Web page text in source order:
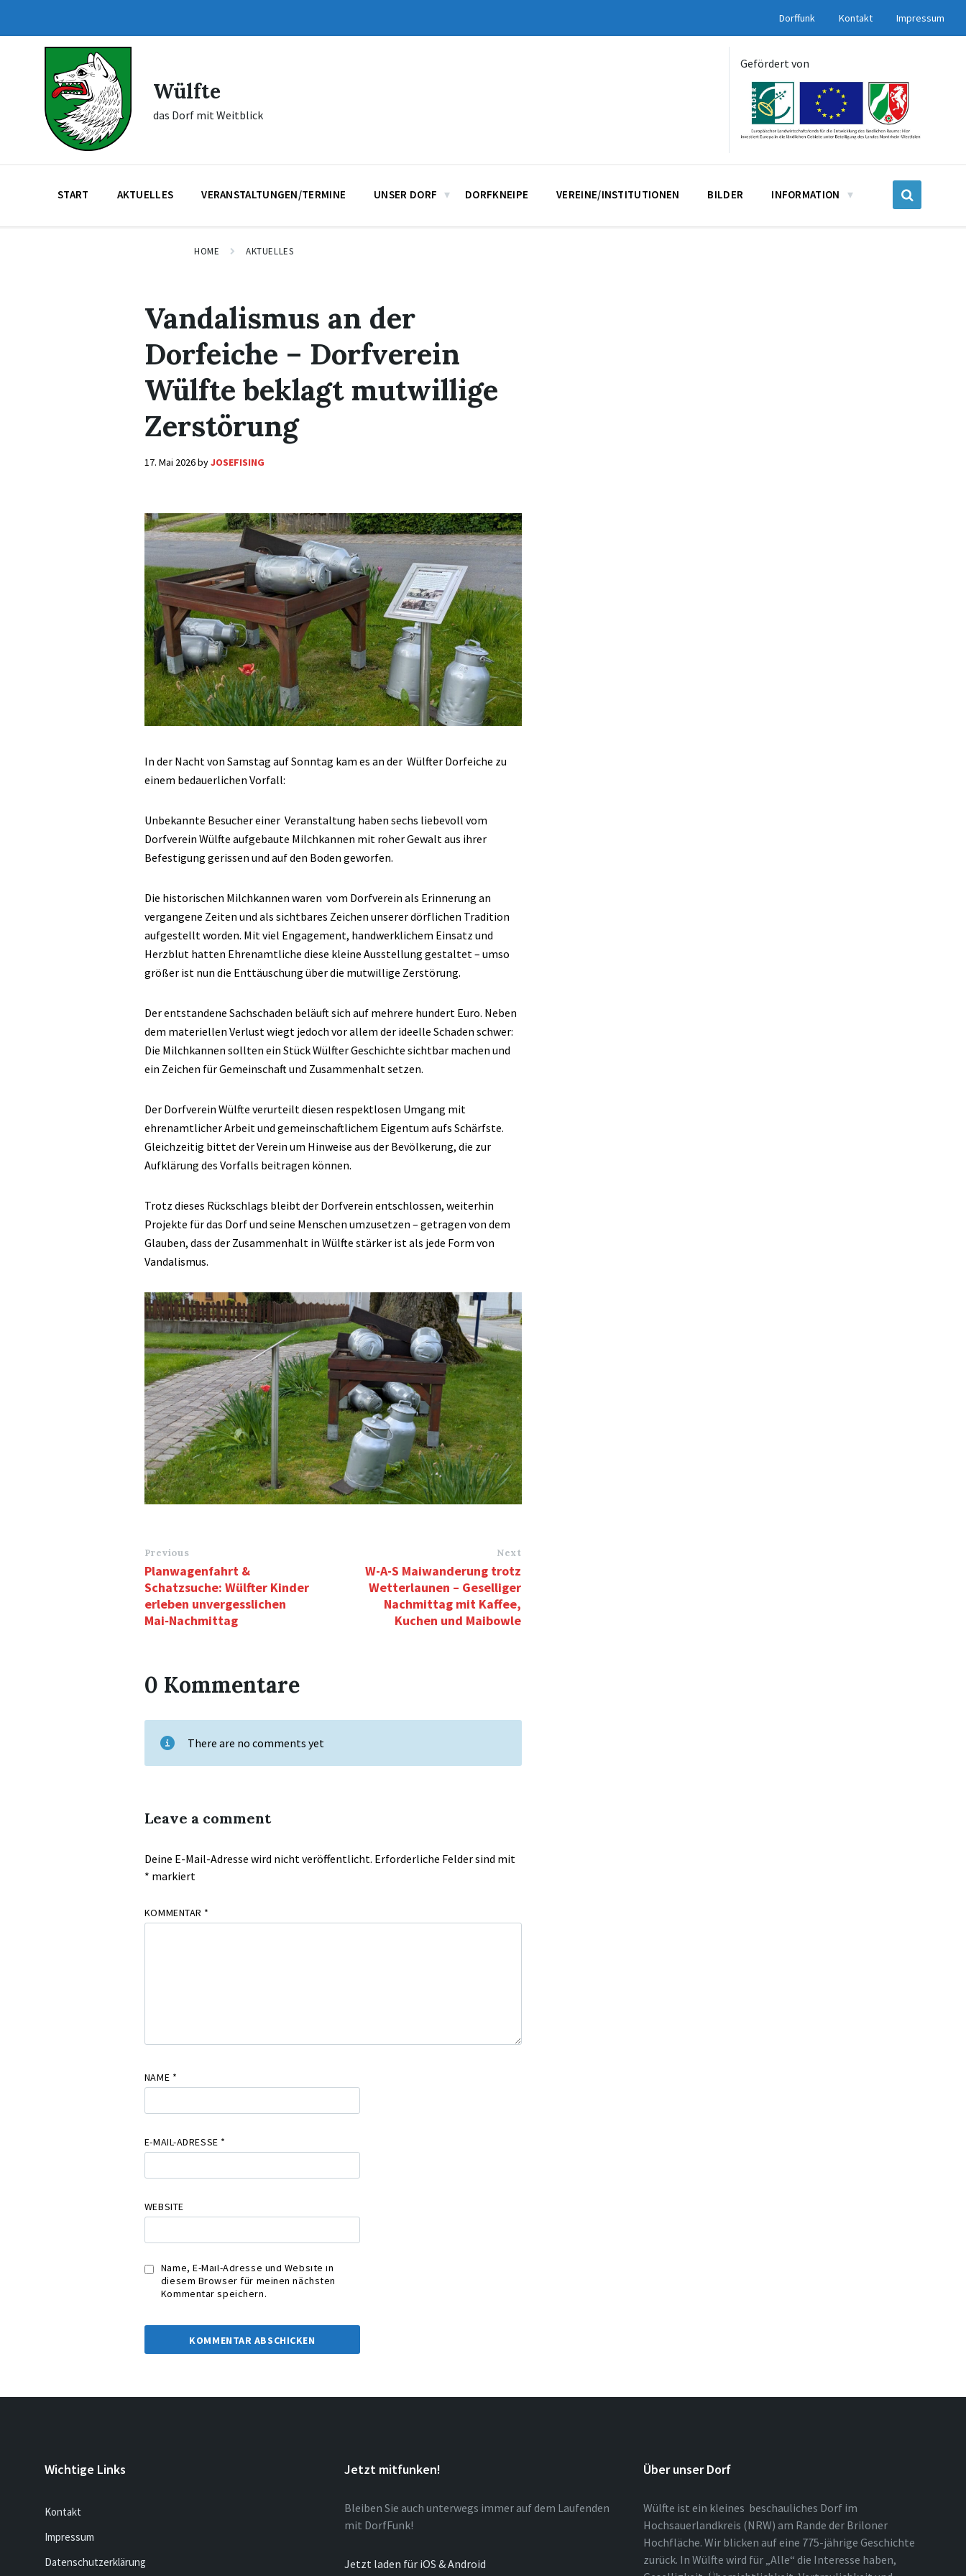
navigation
Dorffunk Kontakt Impressum
Wülfte
das Dorf mit Weitblick
Gefördert von
START AKTUELLES VERANSTALTUNGEN/TERMINE UNSER DORF DORFKNEIPE VEREINE/INSTITUTIONEN BILDER INFORMATION
HOME AKTUELLES
Vandalismus an der
Dorfeiche – Dorfverein
Wülfte beklagt mutwillige
Zerstörung
17. Mai 2026byJOSEFISING
In der Nacht von Samstag auf Sonntag kam es an der Wülfter Dorfeiche zu
einem bedauerlichen Vorfall:
Unbekannte Besucher einer Veranstaltung haben sechs liebevoll vom
Dorfverein Wülfte aufgebaute Milchkannen mit roher Gewalt aus ihrer
Befestigung gerissen und auf den Boden geworfen.
Die historischen Milchkannen waren vom Dorfverein als Erinnerung an
vergangene Zeiten und als sichtbares Zeichen unserer dörflichen Tradition
aufgestellt worden. Mit viel Engagement, handwerklichem Einsatz und
Herzblut hatten Ehrenamtliche diese kleine Ausstellung gestaltet – umso
größer ist nun die Enttäuschung über die mutwillige Zerstörung.
Der entstandene Sachschaden beläuft sich auf mehrere hundert Euro. Neben
dem materiellen Verlust wiegt jedoch vor allem der ideelle Schaden schwer:
Die Milchkannen sollten ein Stück Wülfter Geschichte sichtbar machen und
ein Zeichen für Gemeinschaft und Zusammenhalt setzen.
Der Dorfverein Wülfte verurteilt diesen respektlosen Umgang mit
ehrenamtlicher Arbeit und gemeinschaftlichem Eigentum aufs Schärfste.
Gleichzeitig bittet der Verein um Hinweise aus der Bevölkerung, die zur
Aufklärung des Vorfalls beitragen können.
Trotz dieses Rückschlags bleibt der Dorfverein entschlossen, weiterhin
Projekte für das Dorf und seine Menschen umzusetzen – getragen von dem
Glauben, dass der Zusammenhalt in Wülfte stärker ist als jede Form von
Vandalismus.
Previous
Planwagenfahrt &
Schatzsuche: Wülfter Kinder
erleben unvergesslichen
Mai‑Nachmittag
Next
W-A-S Maiwanderung trotz
Wetterlaunen – Geselliger
Nachmittag mit Kaffee,
Kuchen und Maibowle
0 Kommentare
There are no comments yet
Leave a comment
Deine E-Mail-Adresse wird nicht veröffentlicht. Erforderliche Felder sind mit
* markiert
KOMMENTAR *
NAME *
E-MAIL-ADRESSE *
WEBSITE
Name, E-Mail-Adresse und Website in
diesem Browser für meinen nächsten
Kommentar speichern.
Wichtige Links
Kontakt
Impressum
Datenschutzerklärung
Jetzt mitfunken!
Bleiben Sie auch unterwegs immer auf dem Laufenden
mit DorfFunk!
Jetzt laden für iOS & Android
Über unser Dorf
Wülfte ist ein kleines beschauliches Dorf im
Hochsauerlandkreis (NRW) am Rande der Briloner
Hochfläche. Wir blicken auf eine 775-jährige Geschichte
zurück. In Wülfte wird für „Alle“ die Interesse haben,